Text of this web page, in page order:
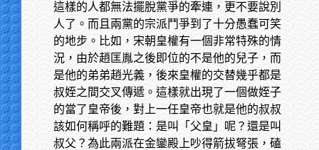
這樣的人都無法擺脫黨爭的牽連，更不要說別
人了。而且兩黨的宗派鬥爭到了十分愚蠢可笑
的地步。比如，宋朝皇權有一個非常特殊的情
況，由於趙匡胤之後即位的不是他的兒子，而
是他的弟弟趙光義，後來皇權的交替幾乎都是
叔姪之間交叉傳遞。這樣就出現了一個做姪子
的當了皇帝後，對上一任皇帝也就是他的叔叔
該如何稱呼的難題：是叫「父皇」呢？還是叫
叔父？為此兩派在金鑾殿上吵得箭拔弩張，磕